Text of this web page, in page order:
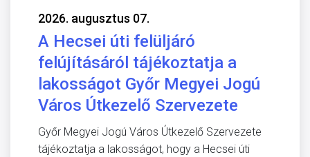
2026. augusztus 07.
A Hecsei úti felüljáró
felújításáról tájékoztatja a
lakosságot Győr Megyei Jogú
Város Útkezelő Szervezete
Győr Megyei Jogú Város Útkezelő Szervezete
tájékoztatja a lakosságot, hogy a Hecsei úti